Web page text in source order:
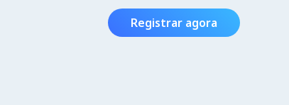
Registrar agora